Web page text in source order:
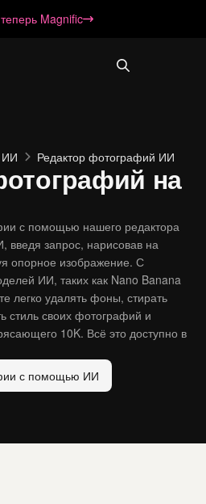
Magnific
ИИ Редактор фотографий ИИ
на
с помощью нашего редактора
запрос, нарисовав на
опорное изображение. С
ИИ, таких как Nano Banana
легко удалять фоны, стирать
стиль своих фотографий и
10K. Всё это доступно в
с помощью ИИ